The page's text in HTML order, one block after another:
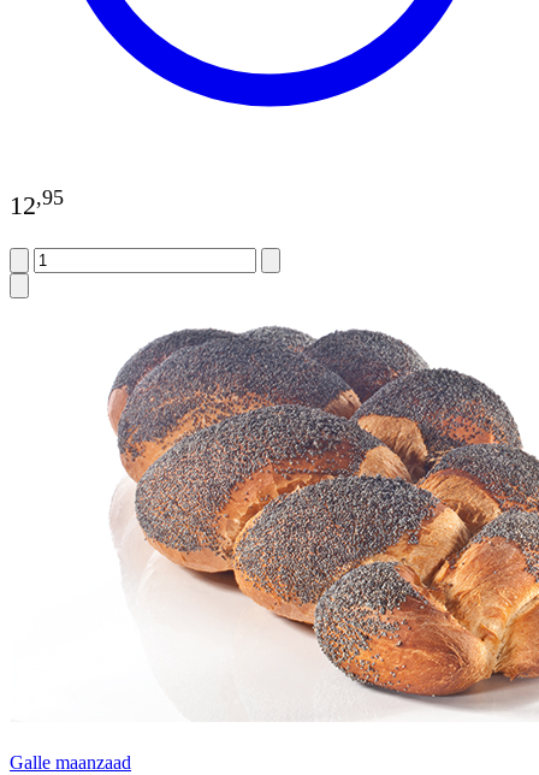
12,95
Galle maanzaad